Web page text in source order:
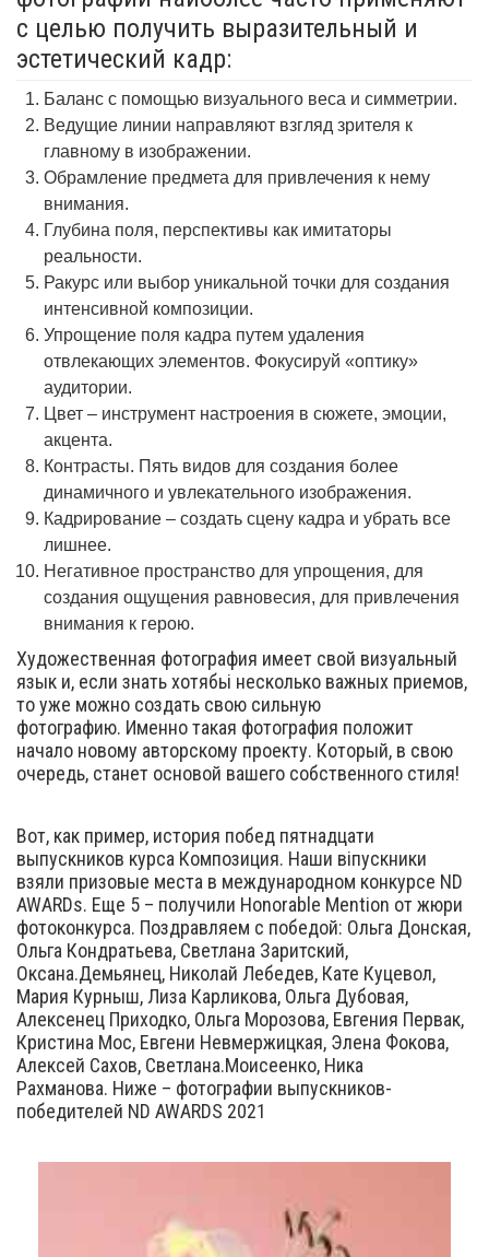
с целью получить выразительный и
эстетический кадр:
Баланс с помощью визуального веса и симметрии.
Ведущие линии направляют взгляд зрителя к
главному в изображении.
Обрамление предмета для привлечения к нему
внимания.
Глубина поля, перспективы как имитаторы
реальности.
Ракурс или выбор уникальной точки для создания
интенсивной композиции.
Упрощение поля кадра путем удаления
отвлекающих элементов. Фокусируй «оптику»
аудитории.
Цвет – инструмент настроения в сюжете, эмоции,
акцента.
Контрасты. Пять видов для создания более
динамичного и увлекательного изображения.
Кадрирование – создать сцену кадра и убрать все
лишнее.
Негативное пространство для упрощения, для
создания ощущения равновесия, для привлечения
внимания к герою.
Художественная фотография имеет свой визуальный
язык и, если знать хотябьі несколько важных приемов,
то уже можно создать свою сильную
фотографию. Именно такая фотография положит
начало новому авторскому проекту. Который, в свою
очередь, станет основой вашего собственного стиля!
Вот, как пример, история побед пятнадцати
выпускников курса Композиция. Наши віпускники
взяли призовые места в международном конкурсе ND
AWARDs. Еще 5 – получили Honorable Mention от жюри
фотоконкурса. Поздравляем с победой: Ольга Донская,
Ольга Кондратьева, Светлана Заритский,
Оксана.Демьянец, Николай Лебедев, Кате Куцевол,
Мария Курныш, Лиза Карликова, Ольга Дубовая,
Алексенец Приходко, Ольга Морозова, Евгения Первак,
Кристина Мос, Евгени Невмержицкая, Элена Фокова,
Алексей Сахов, Светлана.Моисеенко, Ника
Рахманова. Ниже – фотографии выпускников-
победителей ND AWARDS 2021